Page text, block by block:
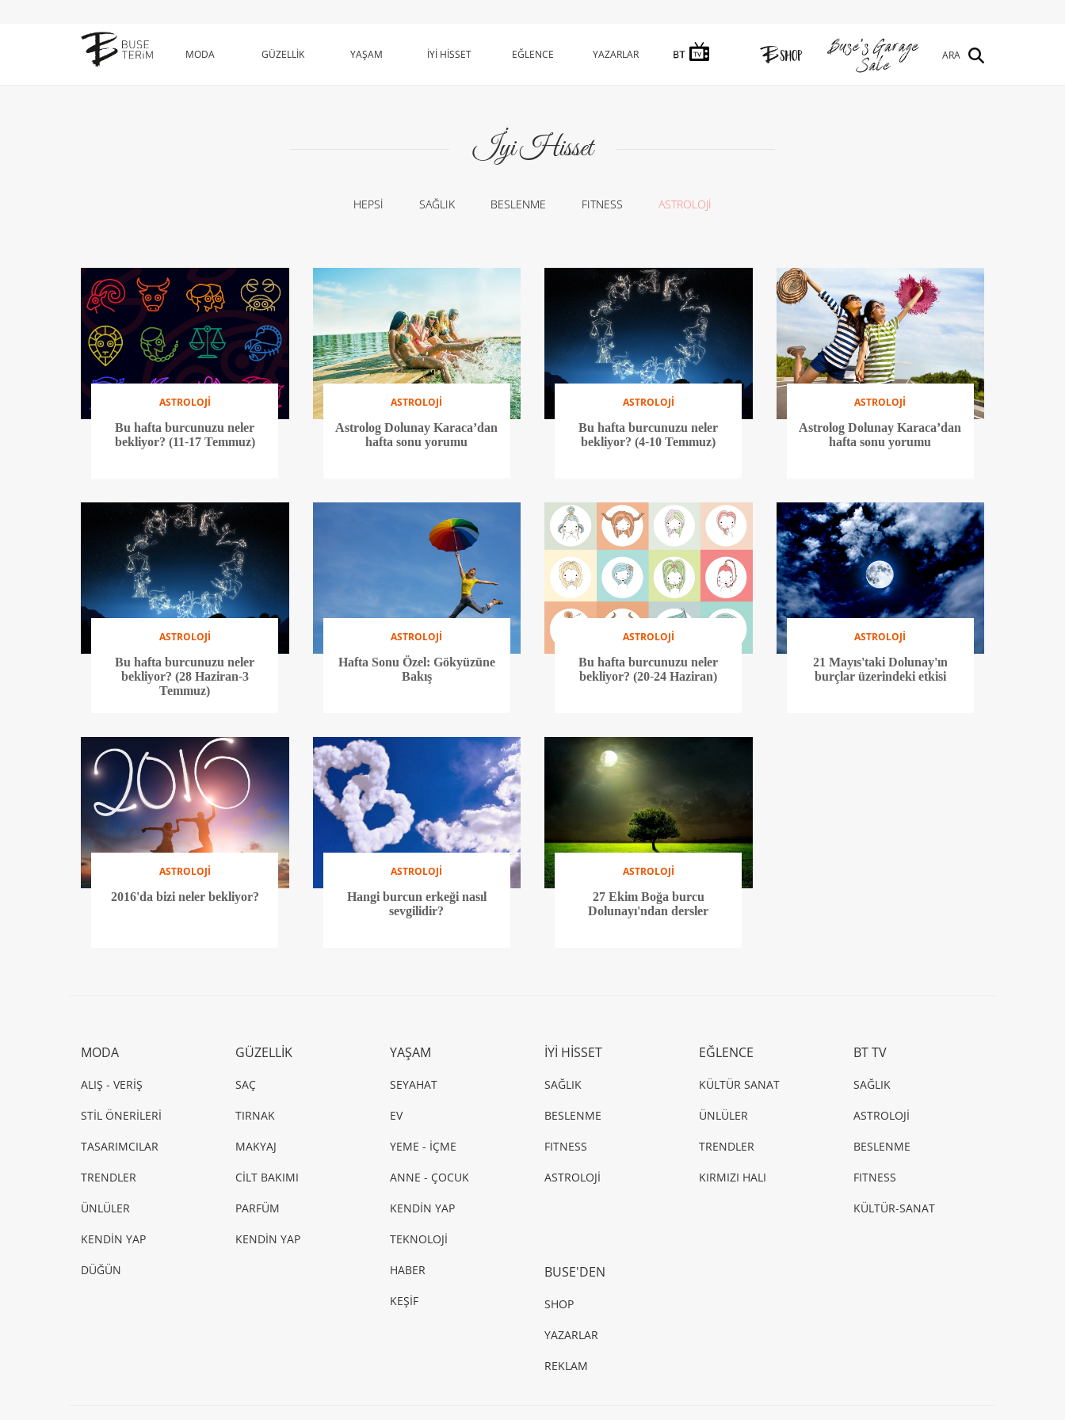
MODA GÜZELLİK YAŞAM İYİ HİSSET EĞLENCE YAZARLAR ARA
İyi Hisset
HEPSİ SAĞLIK BESLENME FITNESS ASTROLOJİ
ASTROLOJİ
Bu hafta burcunuzu neler
bekliyor? (11-17 Temmuz)
ASTROLOJİ
Astrolog Dolunay Karaca’dan
hafta sonu yorumu
ASTROLOJİ
Bu hafta burcunuzu neler
bekliyor? (4-10 Temmuz)
ASTROLOJİ
Astrolog Dolunay Karaca’dan
hafta sonu yorumu
ASTROLOJİ
Bu hafta burcunuzu neler
bekliyor? (28 Haziran-3
Temmuz)
ASTROLOJİ
Hafta Sonu Özel: Gökyüzüne
Bakış
ASTROLOJİ
Bu hafta burcunuzu neler
bekliyor? (20-24 Haziran)
ASTROLOJİ
21 Mayıs'taki Dolunay'ın
burçlar üzerindeki etkisi
ASTROLOJİ
2016'da bizi neler bekliyor?
ASTROLOJİ
Hangi burcun erkeği nasıl
sevgilidir?
ASTROLOJİ
27 Ekim Boğa burcu
Dolunayı'ndan dersler
MODA
ALIŞ - VERİŞ
STİL ÖNERİLERİ
TASARIMCILAR
TRENDLER
ÜNLÜLER
KENDİN YAP
DÜĞÜN
GÜZELLİK
SAÇ
TIRNAK
MAKYAJ
CİLT BAKIMI
PARFÜM
KENDİN YAP
YAŞAM
SEYAHAT
EV
YEME - İÇME
ANNE - ÇOCUK
KENDİN YAP
TEKNOLOJİ
HABER
KEŞİF
İYİ HİSSET
SAĞLIK
BESLENME
FITNESS
ASTROLOJİ
EĞLENCE
KÜLTÜR SANAT
ÜNLÜLER
TRENDLER
KIRMIZI HALI
BT TV
SAĞLIK
ASTROLOJİ
BESLENME
FITNESS
KÜLTÜR-SANAT
BUSE'DEN
SHOP
YAZARLAR
REKLAM